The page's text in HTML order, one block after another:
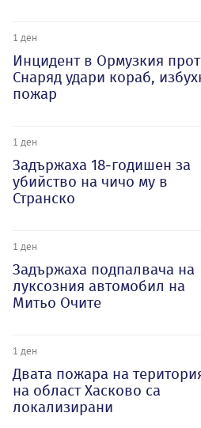
1 ден
Инцидент в Ормузкия
Снаряд удари кораб,
пожар
1 ден
Задържаха 18-годишен за
убийство на чичо му в
Странско
1 ден
Задържаха подпалвача на
луксозния автомобил на
Митьо Очите
1 ден
Двата пожара на
на област Хасково са
локализирани